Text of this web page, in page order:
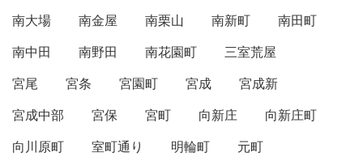
南大場
南金屋 南栗山 南新町
南田町
南中田
南野田 南花園町
三室荒屋
宮尾
宮条 宮園町 宮成
宮成新
宮成中部
宮保 宮町 向新庄
向新庄町
向川原町
室町通り 明輪町 元町